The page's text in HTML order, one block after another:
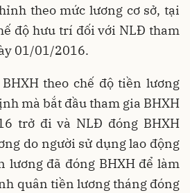
theo mức lương cơ sở, tại
độ hưu trí đối với NLĐ tham
01/01/2016.
theo chế độ tiền lương
mà bắt đầu tham gia BHXH
trở đi và NLĐ đóng BHXH
do người sử dụng lao động
lương đã đóng BHXH để làm
quân tiền lương tháng đóng